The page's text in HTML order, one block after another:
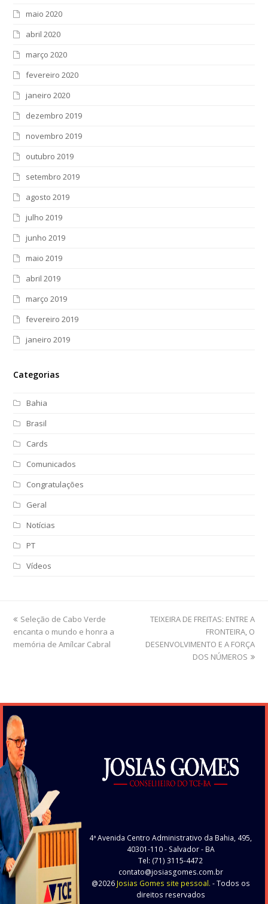
maio 2020
abril 2020
março 2020
fevereiro 2020
janeiro 2020
dezembro 2019
novembro 2019
outubro 2019
setembro 2019
agosto 2019
julho 2019
junho 2019
maio 2019
abril 2019
março 2019
fevereiro 2019
janeiro 2019
Categorias
Bahia
Brasil
Cards
Comunicados
Congratulações
Geral
Notícias
PT
Vídeos
previous
post:
Seleção de Cabo Verde
encanta o mundo e honra a
memória de Amílcar Cabral
next
TEIXEIRA DE FREITAS: ENTRE A
FRONTEIRA, O
DESENVOLVIMENTO E A FORÇA
DOS NÚMEROS
4ª Avenida Centro Administrativo da Bahia, 495,
40301-110- Salvador - BA
Tel: (71) 3115-4472
contato@josiasgomes.com.br
@2026 Josias Gomes site pessoal. - Todos os
direitos reservados